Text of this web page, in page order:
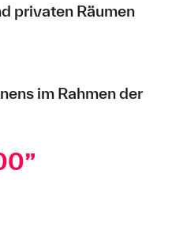
privaten Räumen
im Rahmen der